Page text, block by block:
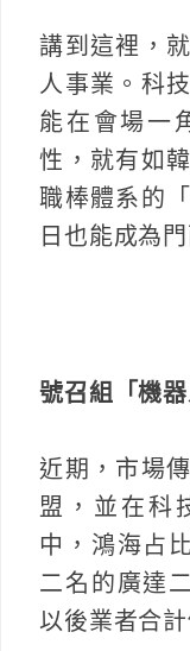
講到這裡，
人事業。科
能在會場一
性，就有如
職棒體系的
日也能成為
號召組「機器
近期，市場
盟，並在科
中，鴻海占
二名的廣達
以後業者合